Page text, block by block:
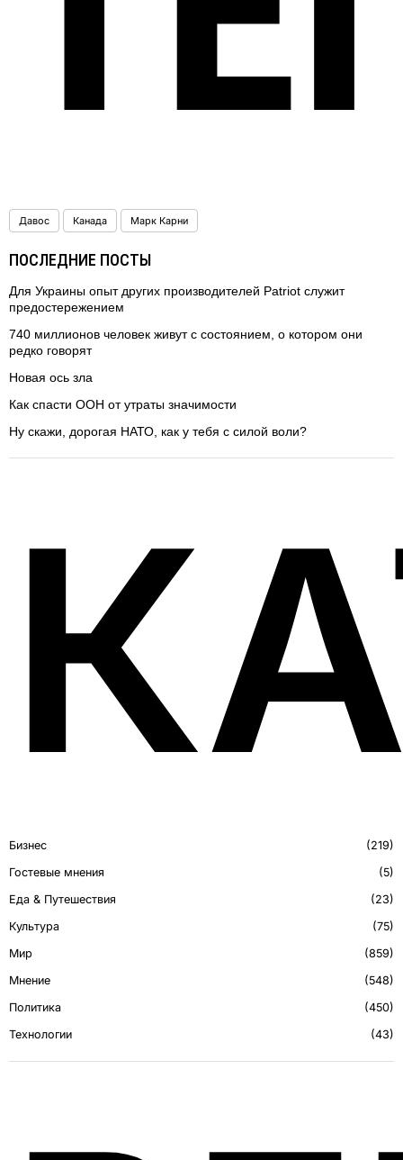
Давос Канада Марк Карни
ПОСЛЕДНИЕ ПОСТЫ
Для Украины опыт других производителей Patriot служит
предостережением
740 миллионов человек живут с состоянием, о котором они
редко говорят
Новая ось зла
Как спасти ООН от утраты значимости
Ну скажи, дорогая НАТО, как у тебя с силой воли?
Бизнес
219
Гостевые мнения
5
Еда & Путешествия
23
Культура
75
Мир
859
Мнение
548
Политика
450
Технологии
43